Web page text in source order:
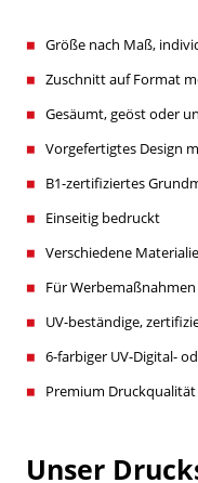
Größe nach Maß,
Zuschnitt auf Format
Gesäumt, geöst oder
Vorgefertigtes Design
B1-zertifiziertes
Einseitig bedruckt
Verschiedene
Für
UV-beständige,
6-farbiger UV-Digital-
Premium
Unser